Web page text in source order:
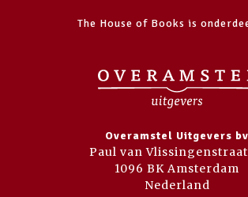
The House of Books is
Overamstel Uitgevers bv
Paul van Vlissingenstraat
1096 BK Amsterdam
Nederland